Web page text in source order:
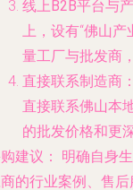
线上B2B平台与
上，设有“佛山产
量工厂与批发商
直接联系制造商
直接联系佛山本
的批发价格和更
建议：
明确自身
的行业案例、售